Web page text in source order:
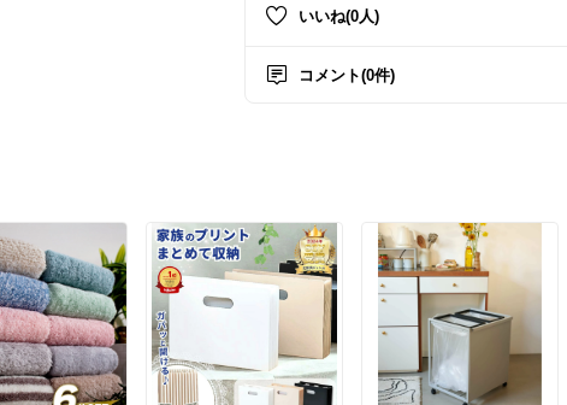
いいね(0人)
コメント(0件)